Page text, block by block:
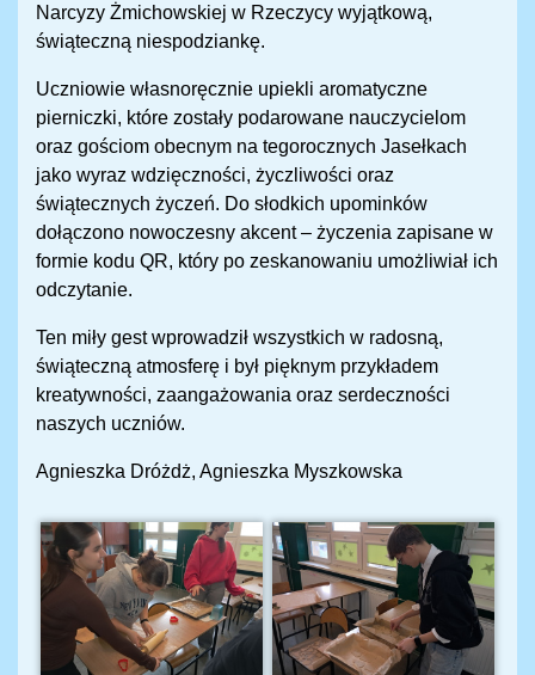
Narcyzy Żmichowskiej w Rzeczycy wyjątkową,
świąteczną niespodziankę.
Uczniowie własnoręcznie upiekli aromatyczne
pierniczki, które zostały podarowane nauczycielom
oraz gościom obecnym na tegorocznych Jasełkach
jako wyraz wdzięczności, życzliwości oraz
świątecznych życzeń. Do słodkich upominków
dołączono nowoczesny akcent – życzenia zapisane w
formie kodu QR, który po zeskanowaniu umożliwiał ich
odczytanie.
Ten miły gest wprowadził wszystkich w radosną,
świąteczną atmosferę i był pięknym przykładem
kreatywności, zaangażowania oraz serdeczności
naszych uczniów.
Agnieszka Dróżdż, Agnieszka Myszkowska